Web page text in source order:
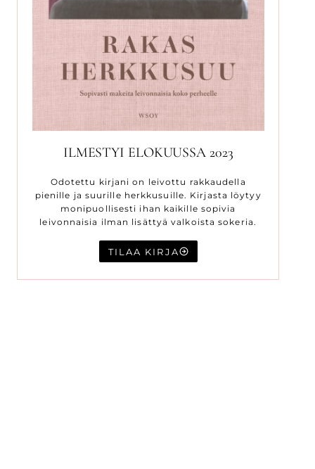
ILMESTYI ELOKUUSSA 2023
Odotettu kirjani on leivottu rakkaudella
pienille ja suurille herkkusuille. Kirjasta löytyy
monipuollisesti ihan kaikille sopivia
leivonnaisia ilman lisättyä valkoista sokeria.
TILAA KIRJA